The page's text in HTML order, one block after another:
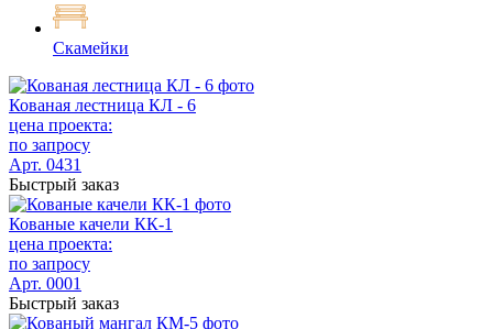
Скамейки
Кованая лестница КЛ - 6
цена проекта:
по запросу
Арт. 0431
Быстрый заказ
Кованые качели КК-1
цена проекта:
по запросу
Арт. 0001
Быстрый заказ